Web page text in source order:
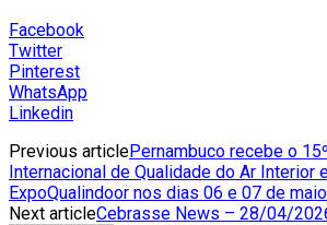
Facebook
Twitter
Pinterest
WhatsApp
Linkedin
Previous articlePernambuco recebe o
Internacional de Qualidade do Ar Interior
ExpoQualindoor nos dias 06 e 07 de maio
Next articleCebrasse News – 28/04/